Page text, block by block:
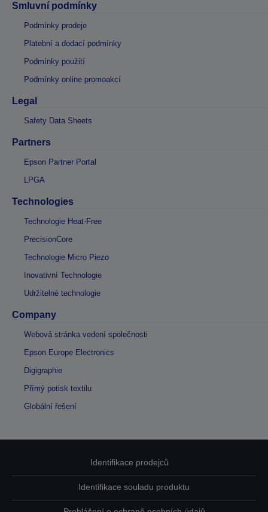
Smluvní podmínky
Podmínky prodeje
Platební a dodací podmínky
Podmínky použití
Podmínky online promoakcí
Legal
Safety Data Sheets
Partners
Epson Partner Portal
LPGA
Technologies
Technologie Heat-Free
PrecisionCore
Technologie Micro Piezo
Inovativní Technologie
Udržitelné technologie
Company
Webová stránka vedení společnosti
Epson Europe Electronics
Digigraphie
Přímý potisk textilu
Globální řešení
Identifikace prodejců
Identifikace souladu produktu